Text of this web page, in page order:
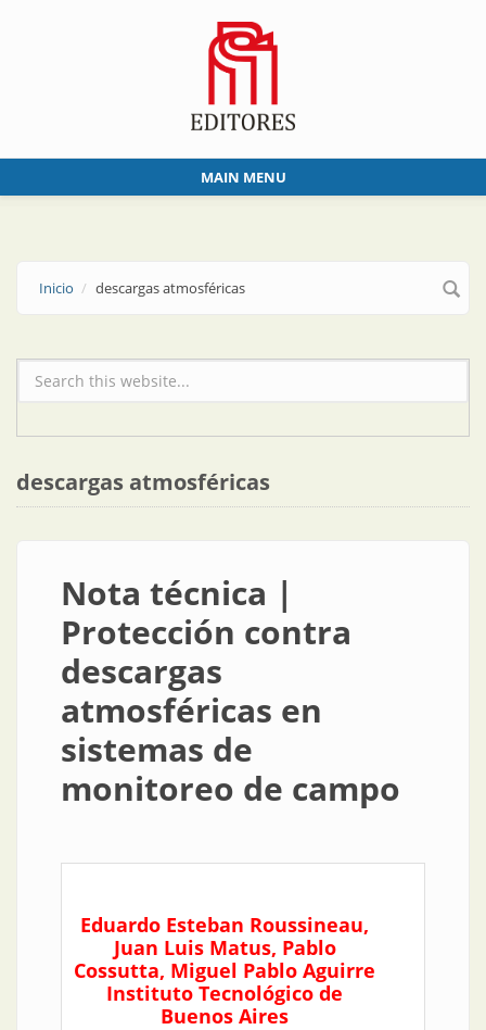
MAIN MENU
Inicio descargas atmosféricas
Formulario de búsqueda
descargas atmosféricas
Nota técnica |
Protección contra
descargas
atmosféricas en
sistemas de
monitoreo de campo
Eduardo Esteban Roussineau,
Juan Luis Matus, Pablo
Cossutta, Miguel Pablo Aguirre
Instituto Tecnológico de
Buenos Aires